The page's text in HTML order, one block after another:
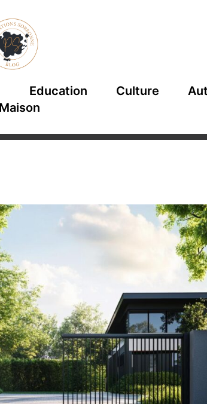
Education Culture
Maison